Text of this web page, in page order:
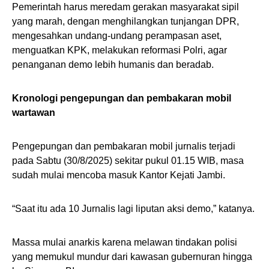
Pemerintah harus meredam gerakan masyarakat sipil
yang marah, dengan menghilangkan tunjangan DPR,
mengesahkan undang-undang perampasan aset,
menguatkan KPK, melakukan reformasi Polri, agar
penanganan demo lebih humanis dan beradab.
Kronologi pengepungan dan pembakaran mobil
wartawan
Pengepungan dan pembakaran mobil jurnalis terjadi
pada Sabtu (30/8/2025) sekitar pukul 01.15 WIB, masa
sudah mulai mencoba masuk Kantor Kejati Jambi.
“Saat itu ada 10 Jurnalis lagi liputan aksi demo,” katanya.
Massa mulai anarkis karena melawan tindakan polisi
yang memukul mundur dari kawasan gubernuran hingga